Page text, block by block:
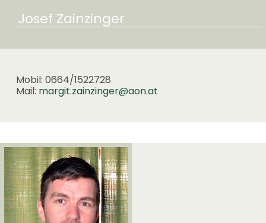
Josef Zainzinger
Mobil: 0664/1522728
Mail: margit.zainzinger@aon.at